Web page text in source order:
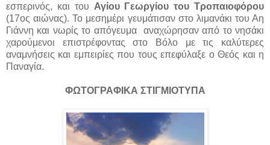
εσπερινός, και του Αγίου Γεωργίου του Τροπαιοφόρου
(17ος αιώνας). Το μεσημέρι γευμάτισαν στο λιμανάκι του Αη
Γιάννη και νωρίς το απόγευμα αναχώρησαν από το νησάκι
χαρούμενοι επιστρέφοντας στο Βόλο με τις καλύτερες
αναμνήσεις και εμπειρίες που τους επεφύλαξε ο Θεός και η
Παναγία.
ΦΩΤΟΓΡΑΦΙΚΑ ΣΤΙΓΜΙΟΤΥΠΑ